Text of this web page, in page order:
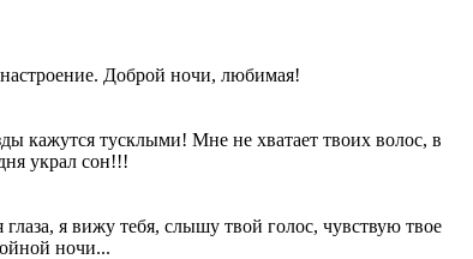
Доброй ночи, любимая!
кажутся тусклыми! Мне не хватает твоих волос, в
украл сон!!!
я вижу тебя, слышу твой голос, чувствую твое
ночи...